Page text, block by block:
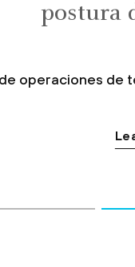
postura
operaciones de